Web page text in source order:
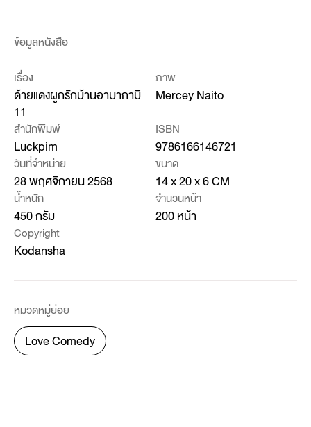
ข้อมูลหนังสือ
เรื่อง
ด้ายแดงผูกรักบ้านอามากามิ
11
ภาพ
Mercey Naito
สำนักพิมพ์
Luckpim
ISBN
9786166146721
วันที่จำหน่าย
28 พฤศจิกายน 2568
ขนาด
14 x 20 x 6 CM
น้ำหนัก
450 กรัม
จำนวนหน้า
200 หน้า
Copyright
Kodansha
หมวดหมู่ย่อย
Love Comedy